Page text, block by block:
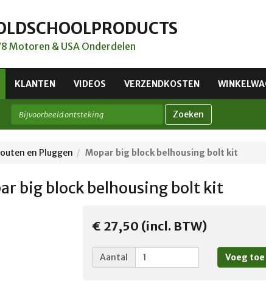
Motoren & USA Onderdelen
KLANTEN VIDEOS VERZENDKOSTEN
Zoeken
en Pluggen Mopar big block belhousing bolt kit
big block belhousing bolt kit
€ 27,50 (incl. BTW)
Aantal